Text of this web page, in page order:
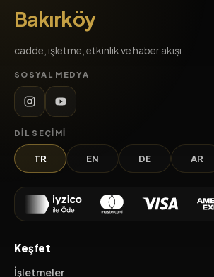
Bakırköy
cadde, işletme, etkinlik ve haber akışı
SOSYAL MEDYA
DIL SEÇIMI
TR EN DE AR
Keşfet
İşletmeler